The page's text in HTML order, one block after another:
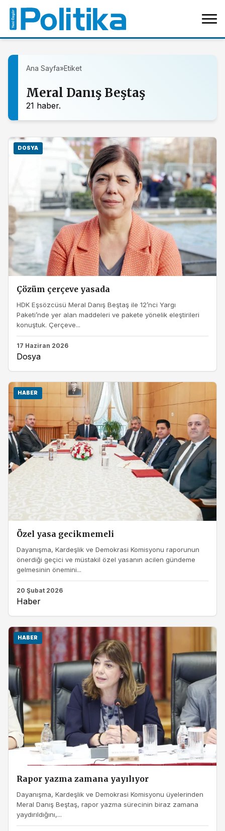
Ana Sayfa»Etiket
Meral Danış Beştaş
21 haber.
DOSYA
Çözüm çerçeve yasada
HDK Eşsözcüsü Meral Danış Beştaş ile 12’nci Yargı
Paketi’nde yer alan maddeleri ve pakete yönelik eleştirileri
konuştuk. Çerçeve...
17 Haziran 2026
Dosya
HABER
Özel yasa gecikmemeli
Dayanışma, Kardeşlik ve Demokrasi Komisyonu raporunun
önerdiği geçici ve müstakil özel yasanın acilen gündeme
gelmesinin önemini...
20 Şubat 2026
Haber
HABER
Rapor yazma zamana yayılıyor
Dayanışma, Kardeşlik ve Demokrasi Komisyonu üyelerinden
Meral Danış Beştaş, rapor yazma sürecinin biraz zamana
yaydırıldığını,...